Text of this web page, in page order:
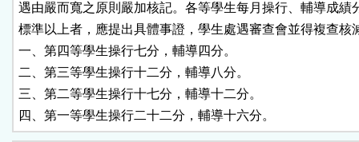
遇由嚴而寬之原則嚴加核記。各等學生每月操行、輔導成績
標準以上者，應提出具體事證，學生處遇審查會並得複查核
一、第四等學生操行七分，輔導四分。
二、第三等學生操行十二分，輔導八分。
三、第二等學生操行十七分，輔導十二分。